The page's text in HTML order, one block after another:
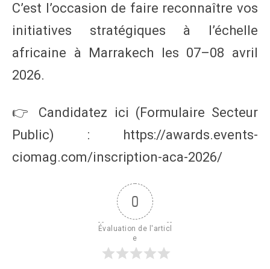
C’est l’occasion de faire reconnaître vos
initiatives stratégiques à l’échelle
africaine à Marrakech les 07–08 avril
2026.
👉 Candidatez ici (Formulaire Secteur
Public) : https://awards.events-
ciomag.com/inscription-aca-2026/
0
Évaluation de l'articl
e